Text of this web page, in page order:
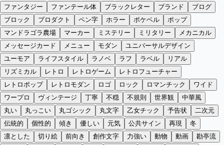
ファンタジー
ファンテール体 ブラックレター ブランド
ブログ
ブロック
プロダクト ペン字 ホラー ポケベル
ポップ
マンドラゴラ農場
マーカー ミステリー ミリタリー
メカニカル
メッセージカード
メニュー モダン
ユニバーサルデザイン
ユーモア
ライフスタイル ラノベ ラフ ラベル
リアル
リズミカル
レトロ レトロゲーム
レトロフューチャー
レトロポップ
レトロモダン ロゴ ロック ロマンチック
ワイド
ワープロ
ヴィンテージ 丁寧 不穏 不規則 世界観
中華風
丸い
丸っこい 丸ゴシック 丸文字 乙女チック 予告状
二次元
伝統的
個性的 傾き 優しい 元気 公共サイン 再現
冬
凛とした
切り絵 前向き 創作文字 力強い 動物 動画
勘亭流